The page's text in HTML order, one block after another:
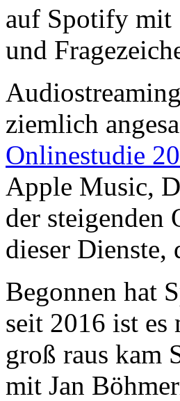
ziemlich
Onlinestudie
Apple Music,
der
dieser Dienste,
Begonnen hat
seit 2016 ist es
groß raus kam
mit Jan